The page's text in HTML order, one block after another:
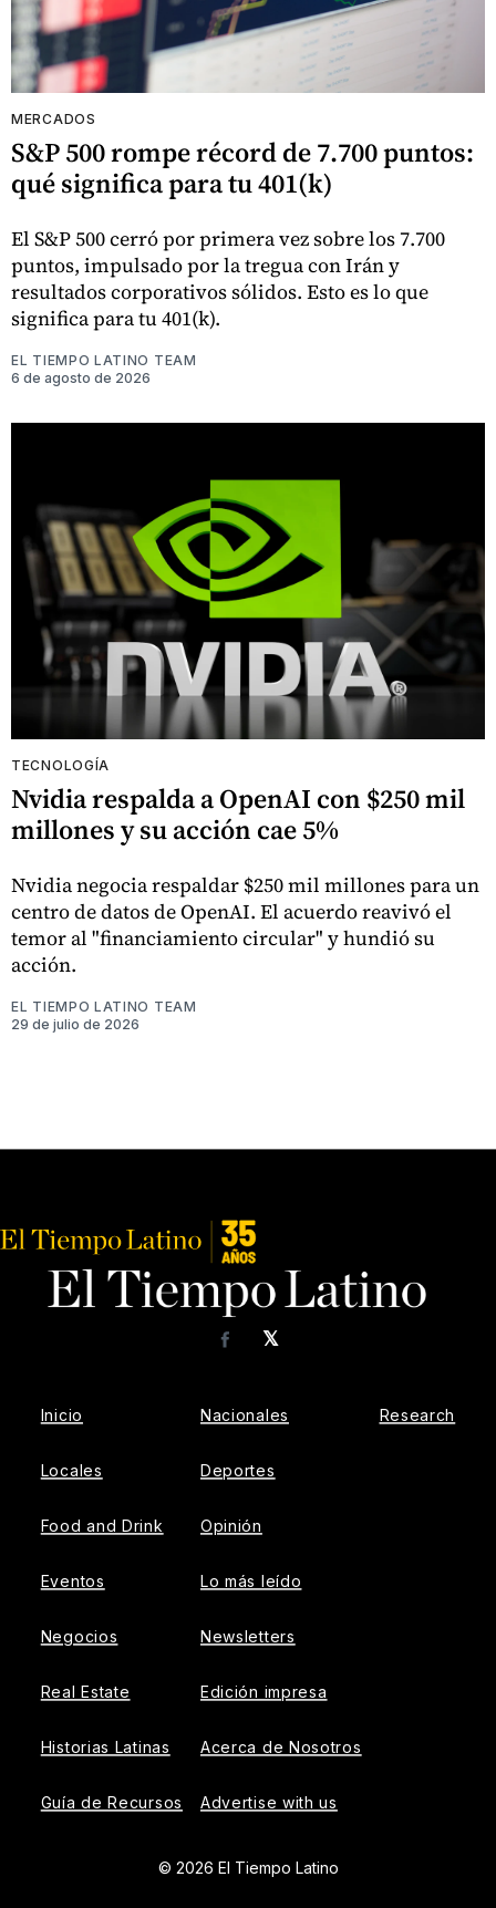
MERCADOS
S&P 500 rompe récord de 7.700 puntos:
qué significa para tu 401(k)
El S&P 500 cerró por primera vez sobre los 7.700
puntos, impulsado por la tregua con Irán y
resultados corporativos sólidos. Esto es lo que
significa para tu 401(k).
EL TIEMPO LATINO TEAM
6 de agosto de 2026
TECNOLOGÍA
Nvidia respalda a OpenAI con $250 mil
millones y su acción cae 5%
Nvidia negocia respaldar $250 mil millones para un
centro de datos de OpenAI. El acuerdo reavivó el
temor al "financiamiento circular" y hundió su
acción.
EL TIEMPO LATINO TEAM
29 de julio de 2026
𝕏
Facebook
Inicio
Locales
Food and Drink
Eventos
Negocios
Real Estate
Historias Latinas
Guía de Recursos
Nacionales
Deportes
Opinión
Lo más leído
Newsletters
Edición impresa
Acerca de Nosotros
Advertise with us
Research
© 2026 El Tiempo Latino